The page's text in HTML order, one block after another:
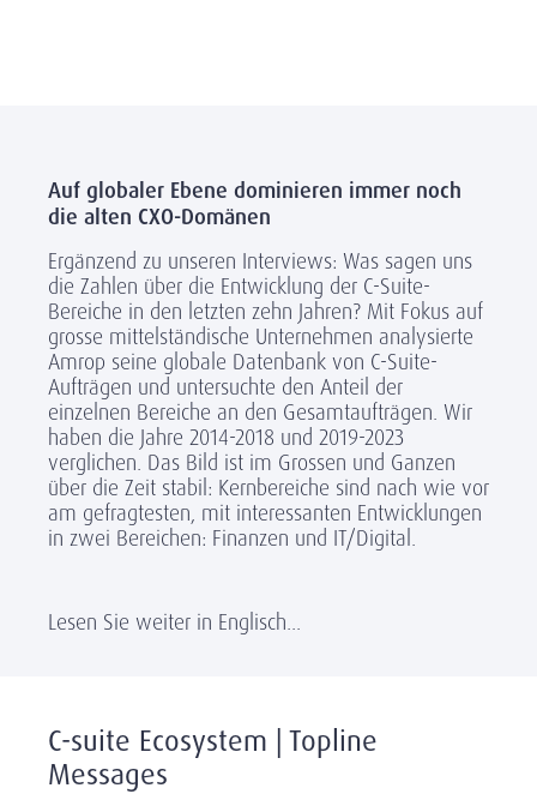
Auf globaler Ebene dominieren immer noch
die alten CXO-Domänen
Ergänzend zu unseren Interviews: Was sagen uns
die Zahlen über die Entwicklung der C-Suite-
Bereiche in den letzten zehn Jahren? Mit Fokus auf
grosse mittelständische Unternehmen analysierte
Amrop seine globale Datenbank von C-Suite-
Aufträgen und untersuchte den Anteil der
einzelnen Bereiche an den Gesamtaufträgen. Wir
haben die Jahre 2014-2018 und 2019-2023
verglichen. Das Bild ist im Grossen und Ganzen
über die Zeit stabil: Kernbereiche sind nach wie vor
am gefragtesten, mit interessanten Entwicklungen
in zwei Bereichen: Finanzen und IT/Digital.
Lesen Sie weiter in Englisch...
C-suite Ecosystem | Topline
Messages